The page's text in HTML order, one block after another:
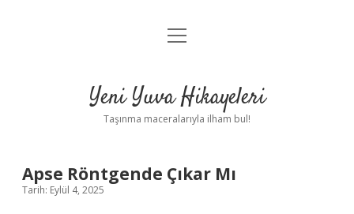
Anasayfa
Yasal Uyarı
menüyü
Yeni Yuva Hikayeleri
Taşınma maceralarıyla ilham bul!
Apse Röntgende Çıkar Mı
Tarih: Eylül 4, 2025